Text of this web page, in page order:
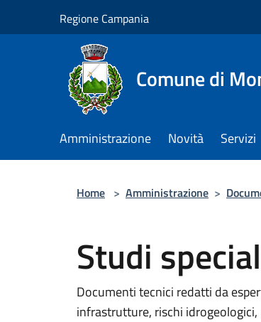
Regione Campania
Comune di
Amministrazione Novità Servizi
Home > Amministrazione >
Studi
Documenti tecnici redatti da
infrastrutture, rischi